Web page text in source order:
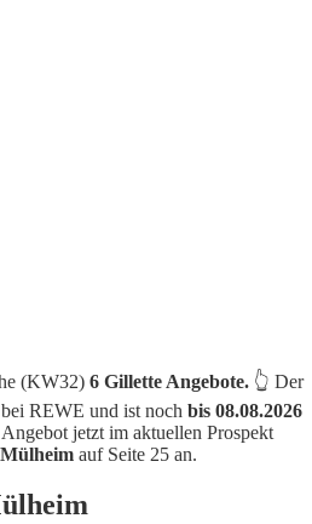
(KW32) 6 Gillette Angebote. 👆 Der
REWE und ist noch bis 08.08.2026
jetzt im aktuellen Prospekt
auf Seite 25 an.